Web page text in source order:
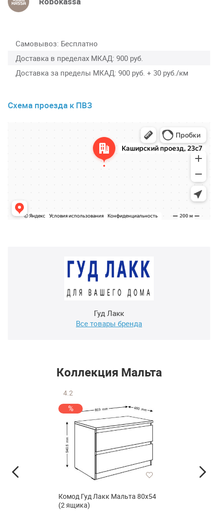
Самовывоз Бесплатно
Доставка в пределах МКАД 900 руб.
Доставка за пределы МКАД 900 руб. + 30 руб./км
Схема проезда к ПВЗ
Гуд Лакк
Все товары бренда
Коллекция Мальта
4.2
%
Комод Гуд Лакк Мальта 80х54
(2 ящика)